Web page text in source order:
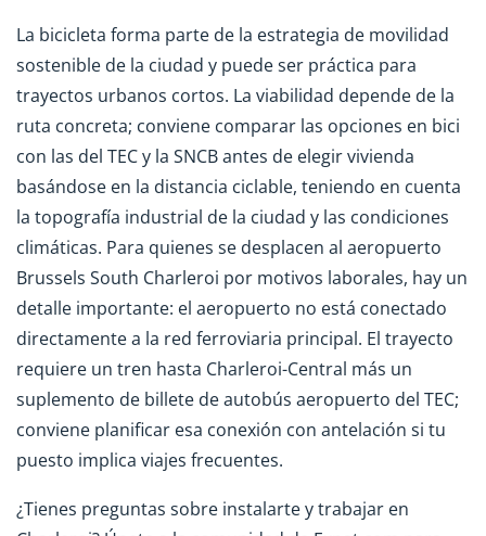
La bicicleta forma parte de la estrategia de movilidad
sostenible de la ciudad y puede ser práctica para
trayectos urbanos cortos. La viabilidad depende de la
ruta concreta; conviene comparar las opciones en bici
con las del TEC y la SNCB antes de elegir vivienda
basándose en la distancia ciclable, teniendo en cuenta
la topografía industrial de la ciudad y las condiciones
climáticas. Para quienes se desplacen al aeropuerto
Brussels South Charleroi por motivos laborales, hay un
detalle importante: el aeropuerto no está conectado
directamente a la red ferroviaria principal. El trayecto
requiere un tren hasta Charleroi-Central más un
suplemento de billete de autobús aeropuerto del TEC;
conviene planificar esa conexión con antelación si tu
puesto implica viajes frecuentes.
¿Tienes preguntas sobre instalarte y trabajar en